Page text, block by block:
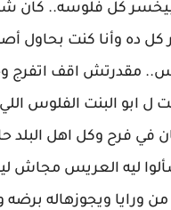
كل فلوسه.. كان
ده وأنا كنت بحاول
مقدرتش اقف اتفرج
ل ابو البنت الفلوس
في فرح وكل اهل
ليه العريس مجاش
ورايا ويجوزهاله